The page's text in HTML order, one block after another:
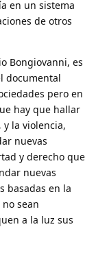
en un sistema
de otros
Bongiovanni, es
documental
pero en
hay que hallar
la violencia,
nuevas
y derecho que
nuevas
basadas en la
sean
a la luz sus